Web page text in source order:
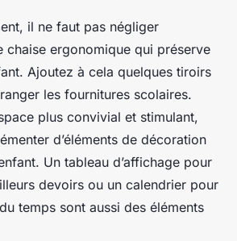
il ne faut pas négliger
chaise ergonomique qui préserve
Ajoutez à cela quelques tiroirs
les fournitures scolaires.
plus convivial et stimulant,
d’éléments de décoration
Un tableau d’affichage pour
devoirs ou un calendrier pour
temps sont aussi des éléments